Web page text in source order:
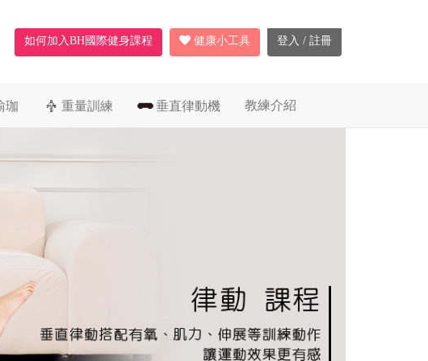
如何加入BH國際健身課程 健康小工具 登入 / 註冊
珈 重量訓練 垂直律動機 教練介紹